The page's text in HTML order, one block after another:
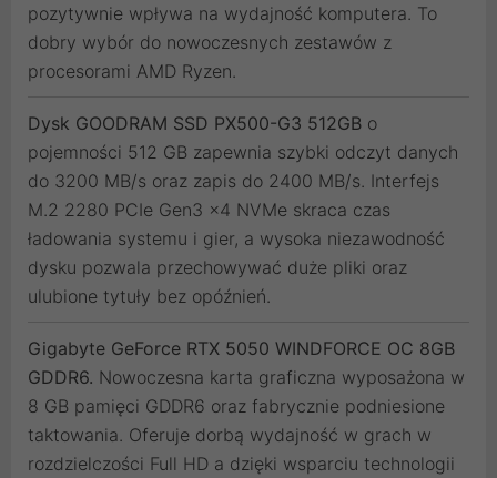
pozytywnie wpływa na wydajność komputera. To
dobry wybór do nowoczesnych zestawów z
procesorami AMD Ryzen.
Dysk GOODRAM SSD PX500-G3 512GB o
pojemności 512 GB zapewnia szybki odczyt danych
do 3200 MB/s oraz zapis do 2400 MB/s. Interfejs
M.2 2280 PCIe Gen3 x4 NVMe skraca czas
ładowania systemu i gier, a wysoka niezawodność
dysku pozwala przechowywać duże pliki oraz
ulubione tytuły bez opóźnień.
Gigabyte GeForce RTX 5050 WINDFORCE OC 8GB
GDDR6. Nowoczesna karta graficzna wyposażona w
8 GB pamięci GDDR6 oraz fabrycznie podniesione
taktowania. Oferuje dorbą wydajność w grach w
rozdzielczości Full HD a dzięki wsparciu technologii